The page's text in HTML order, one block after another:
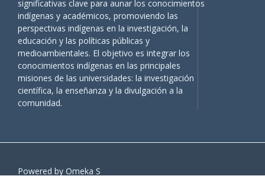
significativas clave para aunar los conocimientos
indígenas y académicos, promoviendo las
perspectivas indígenas en la investigación, la
educación y las políticas públicas y
medioambientales. El objetivo es integrar los
conocimientos indígenas en las principales
misiones de las universidades: la investigación
científica, la enseñanza y la divulgación a la
comunidad.
Powered by Omeka S